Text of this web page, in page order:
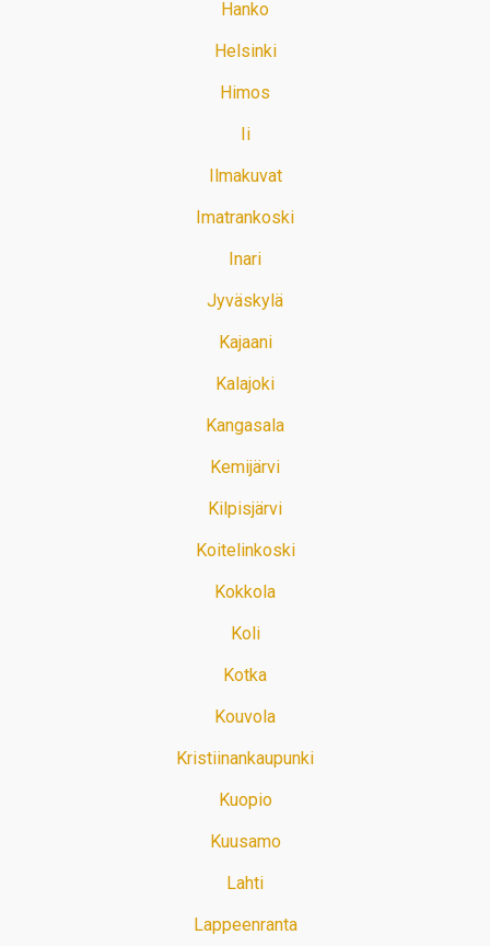
Hanko
Helsinki
Himos
Ii
Ilmakuvat
Imatrankoski
Inari
Jyväskylä
Kajaani
Kalajoki
Kangasala
Kemijärvi
Kilpisjärvi
Koitelinkoski
Kokkola
Koli
Kotka
Kouvola
Kristiinankaupunki
Kuopio
Kuusamo
Lahti
Lappeenranta